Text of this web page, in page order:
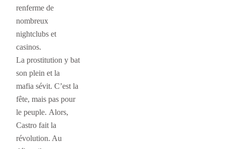
renferme de
nombreux
nightclubs et
casinos.
La prostitution y bat
son plein et la
mafia sévit. C’est la
fête, mais pas pour
le peuple. Alors,
Castro fait la
révolution. Au